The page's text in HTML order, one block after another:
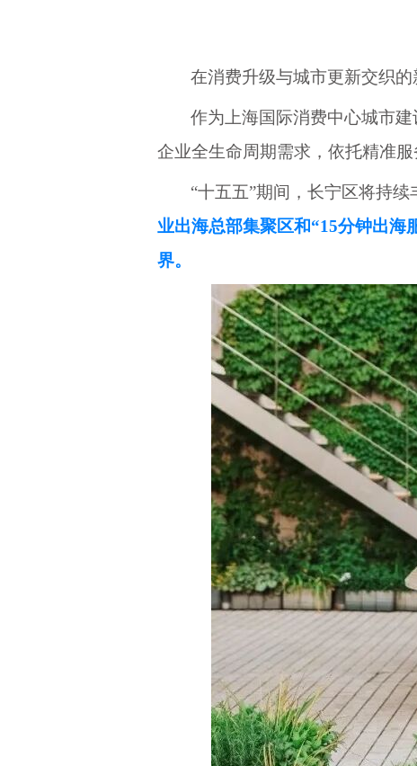
在消费升级与城市更新交织
作为上海国际消费中心城市
企业全生命周期需求，依托精准
“十五五”期间，长宁区将持
业出海总部集聚区和“15分钟出海
界。